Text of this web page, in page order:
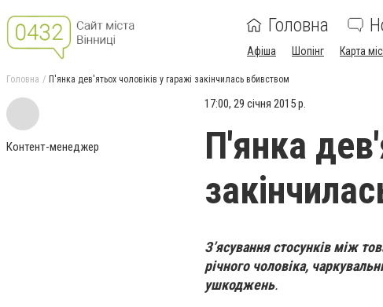
Головна
Афіша Шопінг Карта
Головна П'янка дев'ятьох чоловіків у гаражі закінчилась вбивством
Контент-менеджер
17:00, 29 січня 2015 р.
П'янка
З’ясування стосунків між
річного чоловіка,
ушкоджень.